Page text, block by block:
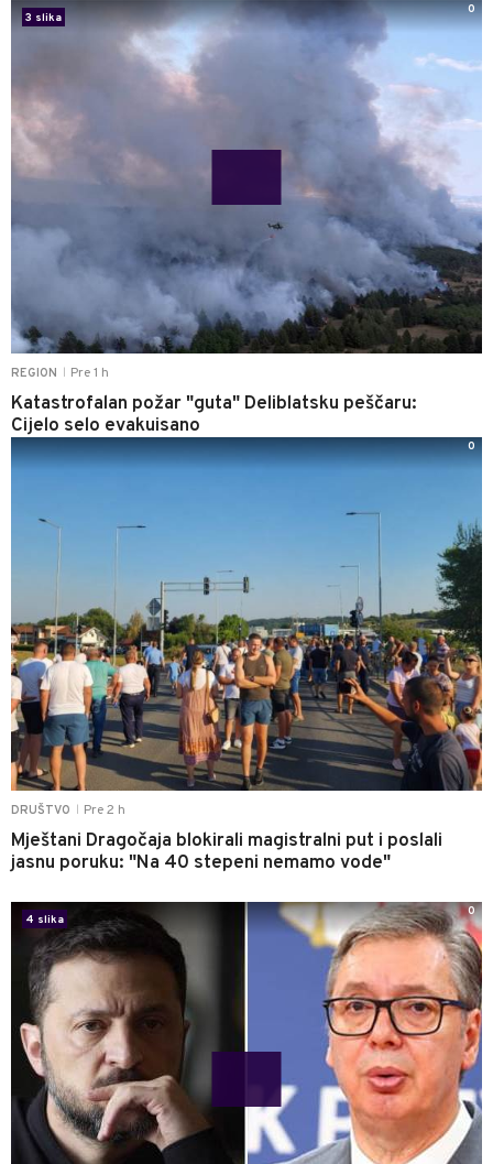
REGION Pre 1 h
Katastrofalan požar "guta" Deliblatsku peščaru:
Cijelo selo evakuisano
3 slika
0
DRUŠTVO Pre 2 h
Mještani Dragočaja blokirali magistralni put i poslali
jasnu poruku: "Na 40 stepeni nemamo vode"
0
4 slika
0